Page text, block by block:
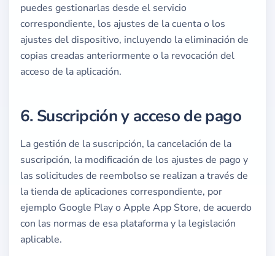
puedes gestionarlas desde el servicio
correspondiente, los ajustes de la cuenta o los
ajustes del dispositivo, incluyendo la eliminación de
copias creadas anteriormente o la revocación del
acceso de la aplicación.
6. Suscripción y acceso de pago
La gestión de la suscripción, la cancelación de la
suscripción, la modificación de los ajustes de pago y
las solicitudes de reembolso se realizan a través de
la tienda de aplicaciones correspondiente, por
ejemplo Google Play o Apple App Store, de acuerdo
con las normas de esa plataforma y la legislación
aplicable.